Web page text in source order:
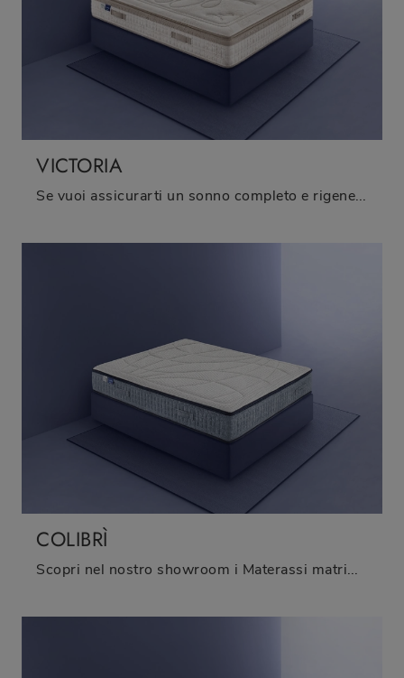
VICTORIA
Se vuoi assicurarti un sonno completo e rigenerante, scopri i Materassi a molle insacchettate matrimoniali come il modello Victoria Bedding.
COLIBRÌ
Scopri nel nostro showroom i Materassi matrimoniali: il modello Colibrì a molle insacchettate ti sta aspettando per garantirti il riposo migliore.